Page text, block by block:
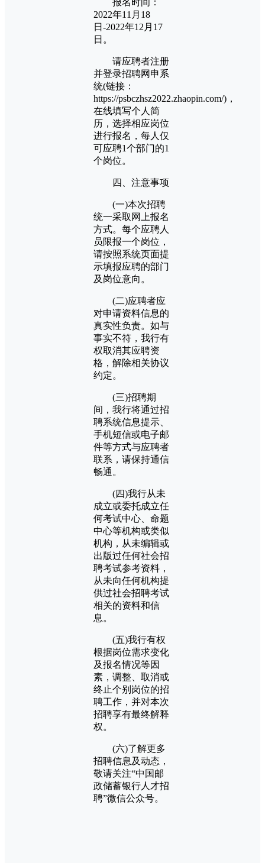
2022年11月18
日-2022年12月17
日。
请应聘者注册
并登录招聘网申系
统(链接：
https://psbczhsz2022.zhaopin.com/)，
在线填写个人简
历，选择相应岗位
进行报名，每人仅
可应聘1个部门的1
个岗位。
四、注意事项
(一)本次招聘
统一采取网上报名
方式。每个应聘人
员限报一个岗位，
请按照系统页面提
示填报应聘的部门
及岗位意向。
(二)应聘者应
对申请资料信息的
真实性负责。如与
事实不符，我行有
权取消其应聘资
格，解除相关协议
约定。
(三)招聘期
间，我行将通过招
聘系统信息提示、
手机短信或电子邮
件等方式与应聘者
联系，请保持通信
畅通。
(四)我行从未
成立或委托成立任
何考试中心、命题
中心等机构或类似
机构，从未编辑或
出版过任何社会招
聘考试参考资料，
从未向任何机构提
供过社会招聘考试
相关的资料和信
息。
(五)我行有权
根据岗位需求变化
及报名情况等因
素，调整、取消或
终止个别岗位的招
聘工作，并对本次
招聘享有最终解释
权。
(六)了解更多
招聘信息及动态，
敬请关注“中国邮
政储蓄银行人才招
聘”微信公众号。